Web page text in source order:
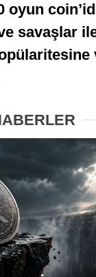
oyun
savaşlar